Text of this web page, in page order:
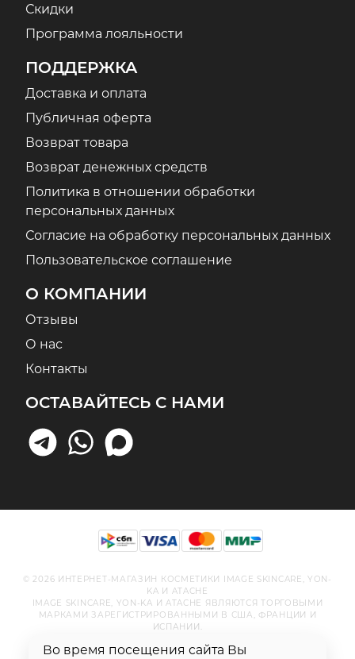
Скидки
Программа лояльности
ПОДДЕРЖКА
Доставка и оплата
Публичная оферта
Возврат товара
Возврат денежных средств
Политика в отношении обработки
персональных данных
Согласие на обработку персональных данных
Пользовательское соглашение
О КОМПАНИИ
Отзывы
О нас
Контакты
ОСТАВАЙТЕСЬ С НАМИ
© 2026 ИНТЕРНЕТ-МАГАЗИН КОСМЕТИКИ IMAGE SKINCARE, YON-
KA И ATACHE
IMAGE SKINCARE, YON-KA И ATACHE ЯВЛЯЮТСЯ ТОРГОВЫМИ
МАРКАМИ ЗАРЕГИСТРИРОВАННЫМИ В США, ФРАНЦИИ И
ИСПАНИИ.
Во время посещения сайта Вы